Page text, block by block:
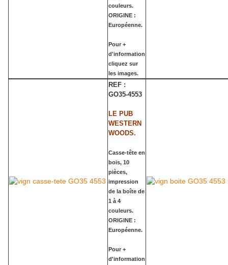
couleurs.
ORIGINE :
Européenne.
Pour +
d'information
cliquez sur
les images.
REF :
GO35-4553
LE PUB
WESTERN
WOODS.
Casse-tête en
bois, 10
pièces,
impression
de la boîte de
1 à 4
couleurs.
ORIGINE :
Européenne.
Pour +
d'information